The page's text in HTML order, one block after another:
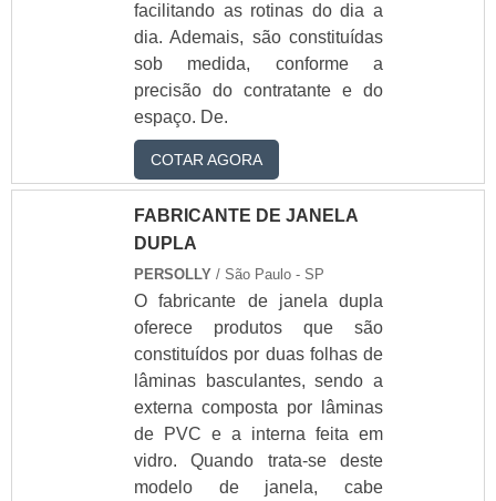
facilitando as rotinas do dia a
dia. Ademais, são constituídas
sob medida, conforme a
precisão do contratante e do
espaço. De.
COTAR AGORA
FABRICANTE DE JANELA
DUPLA
PERSOLLY / São Paulo - SP
O fabricante de janela dupla
oferece produtos que são
constituídos por duas folhas de
lâminas basculantes, sendo a
externa composta por lâminas
de PVC e a interna feita em
vidro. Quando trata-se deste
modelo de janela, cabe